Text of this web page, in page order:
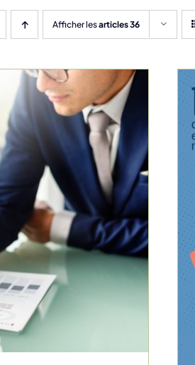
Afficher lesarticles 36
PANIER DÉTAILS